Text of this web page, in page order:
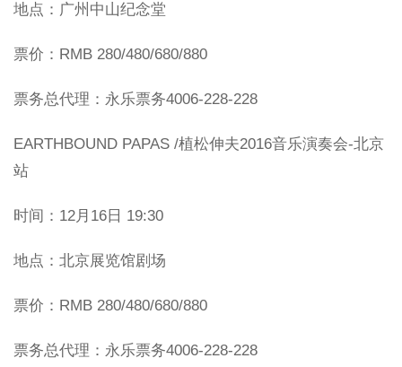
地点：广州中山纪念堂
票价：RMB 280/480/680/880
票务总代理：永乐票务4006-228-228
EARTHBOUND PAPAS /植松伸夫2016音乐演奏会-北京
站
时间：12月16日 19:30
地点：北京展览馆剧场
票价：RMB 280/480/680/880
票务总代理：永乐票务4006-228-228